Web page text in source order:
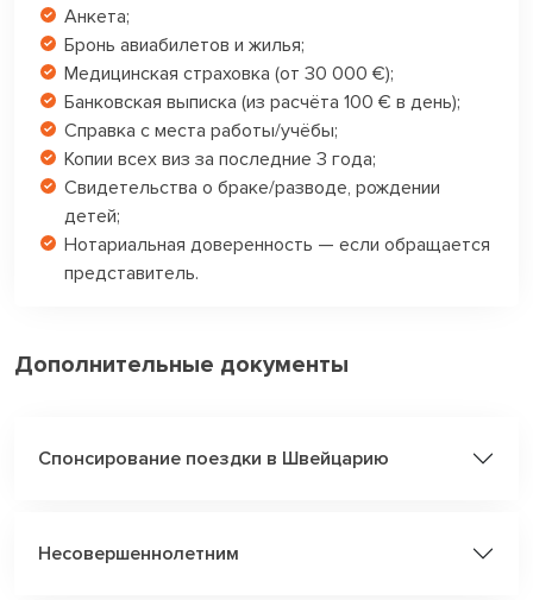
Анкета;
Бронь авиабилетов и жилья;
Медицинская страховка (от 30 000 €);
Банковская выписка (из расчёта 100 € в день);
Справка с места работы/учёбы;
Копии всех виз за последние 3 года;
Свидетельства о браке/разводе, рождении
детей;
Нотариальная доверенность — если обращается
представитель.
Дополнительные документы
Спонсирование поездки в Швейцарию
Несовершеннолетним